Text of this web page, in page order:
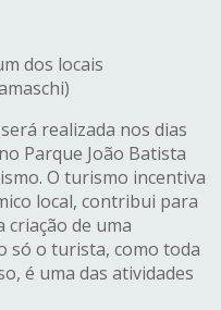
dos locais
realizada nos dias
Parque João Batista
O turismo incentiva
local, contribui para
criação de uma
só o turista, como toda
é uma das atividades